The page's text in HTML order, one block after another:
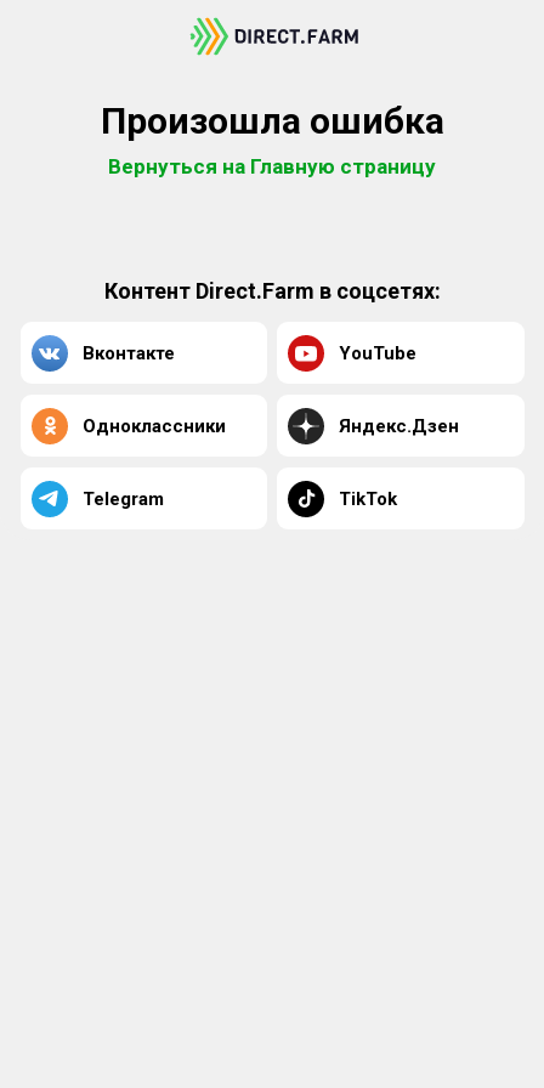
Произошла ошибка
Вернуться на Главную страницу
Контент Direct.Farm в соцсетях:
Вконтакте YouTube
Одноклассники Яндекс.Дзен
Telegram TikTok